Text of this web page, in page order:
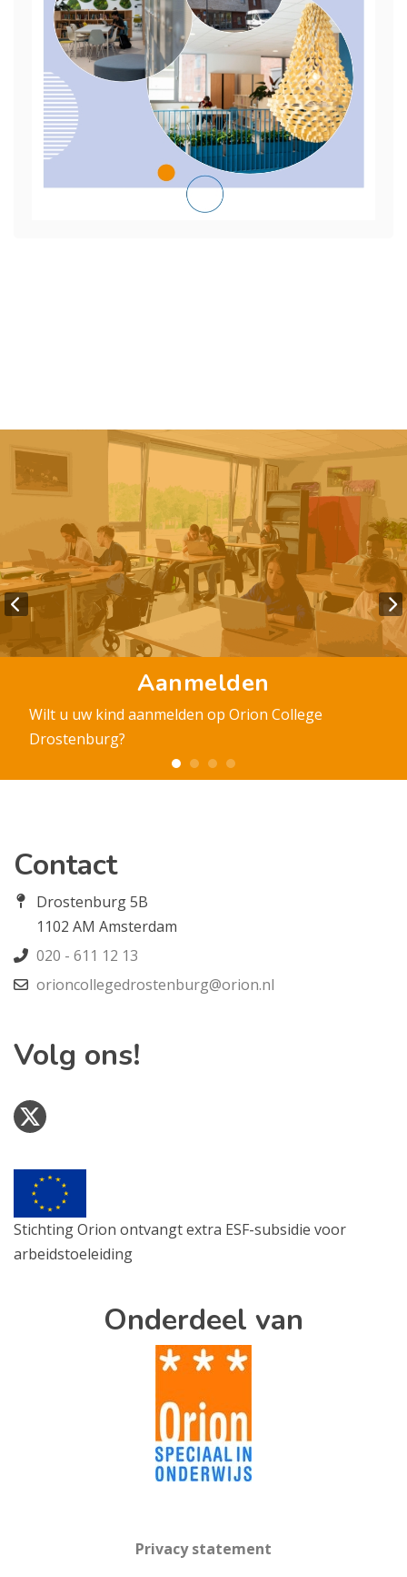
Aanmelden
Wilt u uw kind aanmelden op Orion College
Drostenburg?
Contact
Drostenburg 5B
1102 AM Amsterdam
020 - 611 12 13
orioncollegedrostenburg@orion.nl
Volg ons!
Stichting Orion ontvangt extra ESF-subsidie voor
arbeidstoeleiding
Onderdeel van
Privacy statement